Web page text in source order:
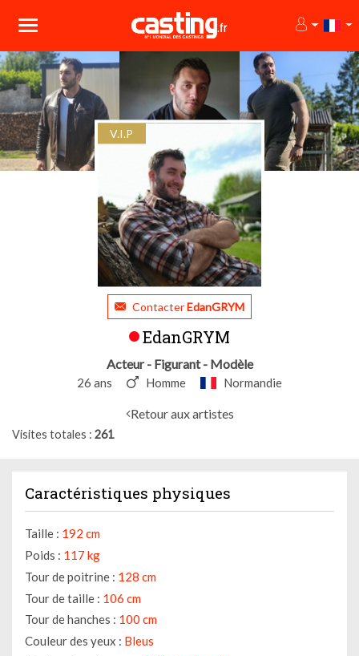
V.I.P
ContacterEdanGRYM
EdanGRYM
Acteur - Figurant - Modèle
26 ans Homme Normandie
Retour aux artistes
Visites totales 261
Caractéristiques physiques
Taille : 192 cm
Poids : 117 kg
Tour de poitrine : 128 cm
Tour de taille : 106 cm
Tour de hanches : 100 cm
Couleur des yeux : Bleus